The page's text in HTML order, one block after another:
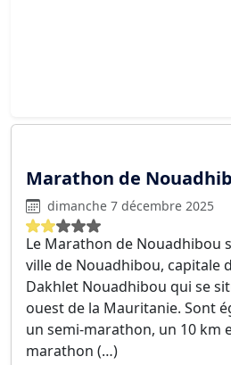
Marathon de
dimanche 7 décembre 2025
Le Marathon de Nouadhibou
ville de Nouadhibou, capitale
Dakhlet Nouadhibou qui se
ouest de la Mauritanie. Sont
un semi-marathon, un 10 km
marathon (…)